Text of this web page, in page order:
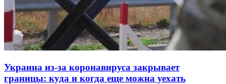
Украина из-за коронавируса закрывает
границы: куда и когда еще можна уехать